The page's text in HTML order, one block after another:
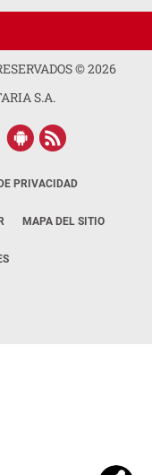
©2026
S.A.
PRIVACIDAD
MAPA DEL SITIO